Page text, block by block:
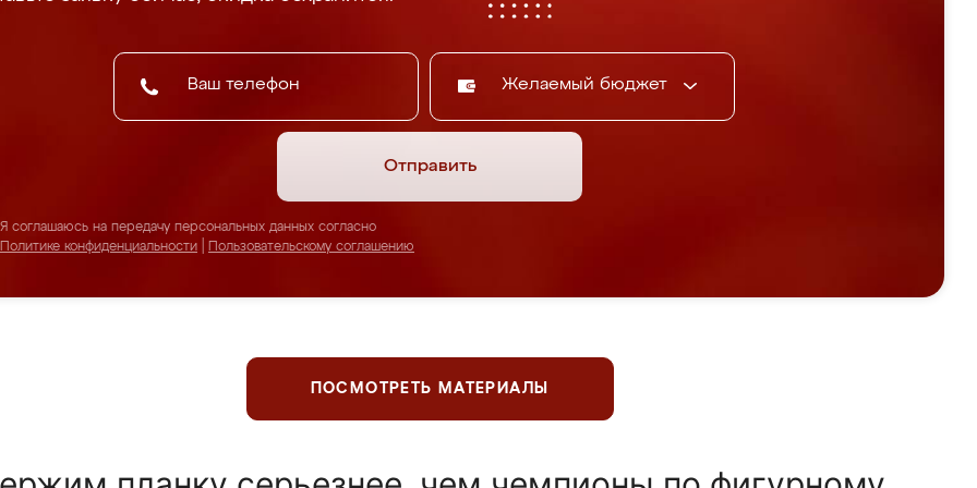
Желаемый бюджет
Отправить
Я соглашаюсь на передачу персональных данных согласно
Политике конфиденциальности
Пользовательскому соглашению
ПОСМОТРЕТЬ МАТЕРИАЛЫ